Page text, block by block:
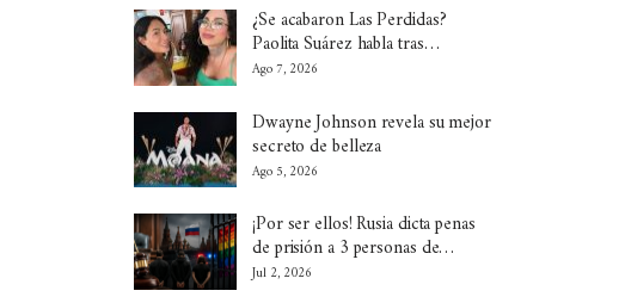
¿Se acabaron Las Perdidas?
Paolita Suárez habla tras…
Ago 7, 2026
Dwayne Johnson revela su mejor
secreto de belleza
Ago 5, 2026
¡Por ser ellos! Rusia dicta penas
de prisión a 3 personas de…
Jul 2, 2026